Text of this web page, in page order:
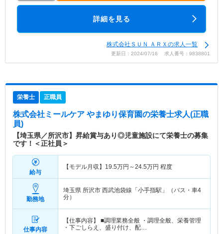
詳細を見る
株式会社ＳＵＮ ＡＲＸの求人一覧
更新日：2024/07/16 求人番号：9838801
栄養士 正職員
株式会社ミールケア やまゆり保育園の栄養士求人(正職
員)
【埼玉県／所沢市】昇給賞与あり◎児童施設にて栄養士の募集
です！＜正社員＞
給与
【モデル月収】 19.5万円～24.5万円 程度
勤務地
埼玉県 所沢市 西武池袋線「小手指駅」（バス・車4
分）
仕事内容
【仕事内容】 ■調理業務全般 ・調理全般、栄養管理
・下ごしらえ、盛り付け、配…